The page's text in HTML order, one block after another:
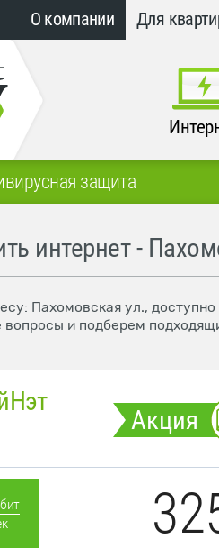
О компании Для
защита
интернет -
Пахомовская ул.,
вопросы и подберем
Акция